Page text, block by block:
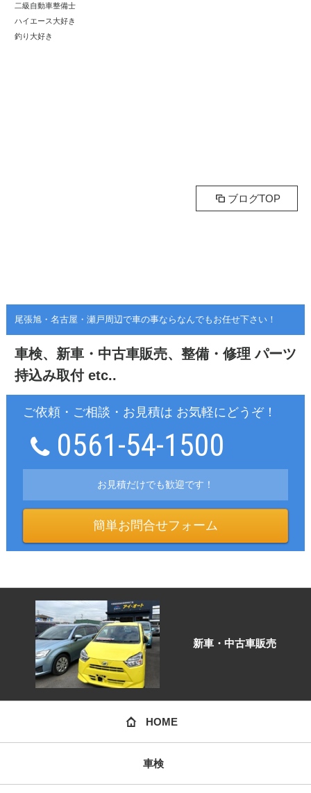
二級自動車整備士
ハイエース大好き
釣り大好き
ブログTOP
尾張旭・名古屋・瀬戸周辺で車の事ならなんでもお任せ下さい！
車検、新車・中古車販売、整備・修理 パーツ
持込み取付 etc..
ご依頼・ご相談・お見積は お気軽にどうぞ！
0561-54-1500
お見積だけでも歓迎です！
簡単お問合せフォーム
新車・中古車販売
HOME
車検